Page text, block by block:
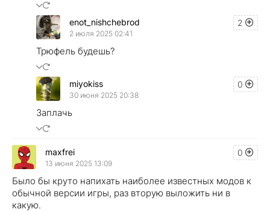
2
enot_nishchebrod
2 июля 2025 02:41
Трюфель будешь?
0
miyokiss
30 июня 2025 20:38
Заплачь
0
maxfrei
13 июня 2025 13:09
Было бы круто напихать наиболее известных модов к
обычной версии игры, раз вторую выложить ни в
какую.